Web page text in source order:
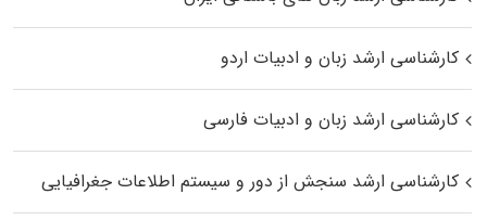
کارشناسی ارشد زبان و ادبیات اردو
کارشناسی ارشد زبان و ادبیات فارسی
کارشناسی ارشد سنجش از دور و سیستم اطلاعات جغرافیایی